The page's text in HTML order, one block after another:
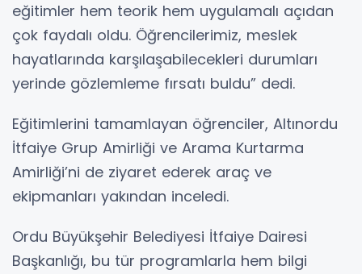
eğitimler hem teorik hem uygulamalı açıdan
çok faydalı oldu. Öğrencilerimiz, meslek
hayatlarında karşılaşabilecekleri durumları
yerinde gözlemleme fırsatı buldu” dedi.
Eğitimlerini tamamlayan öğrenciler, Altınordu
İtfaiye Grup Amirliği ve Arama Kurtarma
Amirliği’ni de ziyaret ederek araç ve
ekipmanları yakından inceledi.
Ordu Büyükşehir Belediyesi İtfaiye Dairesi
Başkanlığı, bu tür programlarla hem bilgi